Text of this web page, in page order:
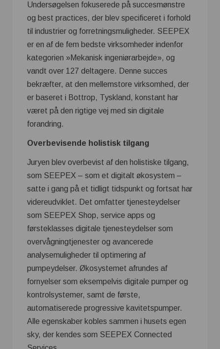
Undersøgelsen fokuserede på succesmønstre
og best practices, der blev specificeret i forhold
til industrier og forretningsmuligheder. SEEPEX
er en af de fem bedste virksomheder indenfor
kategorien »Mekanisk ingeniørarbejde», og
vandt over 127 deltagere. Denne succes
bekræfter, at den mellemstore virksomhed, der
er baseret i Bottrop, Tyskland, konstant har
været på den rigtige vej med sin digitale
forandring.
Overbevisende holistisk tilgang
Juryen blev overbevist af den holistiske tilgang,
som SEEPEX – som et digitalt økosystem –
satte i gang på et tidligt tidspunkt og fortsat har
videreudviklet. Det omfatter tjenesteydelser
som SEEPEX Shop, service apps og
førsteklasses digitale tjenesteydelser som
overvågningtjenester og avancerede
analysemuligheder til optimering af
pumpeydelser. Økosystemet afrundes af
fornyelser som eksempelvis digitale pumper og
kontrolsystemer, samt de første,
automatiserede progressive kavitetspumper.
Alle egenskaber kobles sammen i husets egen
sky, der kendes som SEEPEX Connected